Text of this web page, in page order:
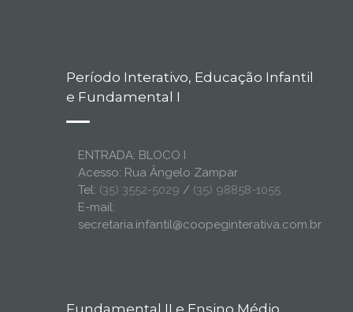
Período Interativo, Educação Infantil
e Fundamental I
ENTRADA: BLOCO I
Acesso: Rua Ângelo Zampar
Tel: (35) 3552-5029 / (35) 98858-1055
E-mail:
secretaria.infantil@coopeginterativa.com.br